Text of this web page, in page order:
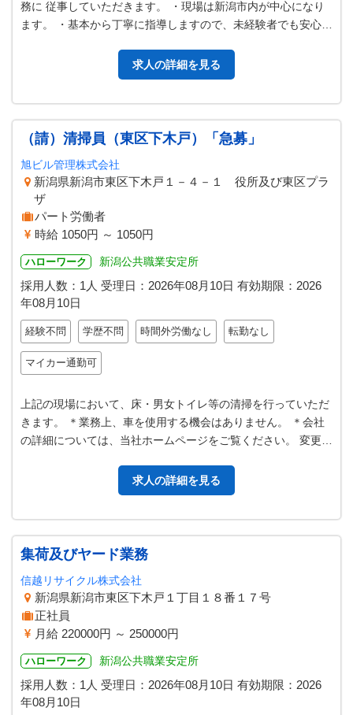
務に 従事していただきます。 ・現場は新潟市内が中心になり
ます。 ・基本から丁寧に指導しますので、未経験者でも安心し
求人の詳細を見る
（請）清掃員（東区下木戸）「急募」
旭ビル管理株式会社
新潟県新潟市東区下木戸１－４－１ 役所及び東区プラ
ザ
パート労働者
時給 1050円 ～ 1050円
ハローワーク 新潟公共職業安定所
採用人数：1人 受理日： 2026年08月10日 有効期限： 2026
年08月10日
経験不問 学歴不問 時間外労働なし 転勤なし
マイカー通勤可
上記の現場において、床・男女トイレ等の清掃を行っていただ
きます。 ＊業務上、車を使用する機会はありません。 ＊会社
の詳細については、当社ホームページをご覧ください。 変更範
求人の詳細を見る
集荷及びヤード業務
信越リサイクル株式会社
新潟県新潟市東区下木戸１丁目１８番１７号
正社員
月給 220000円 ～ 250000円
ハローワーク 新潟公共職業安定所
採用人数：1人 受理日： 2026年08月10日 有効期限： 2026
年08月10日